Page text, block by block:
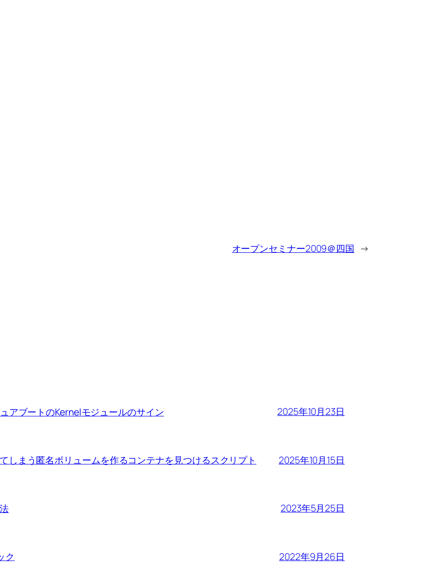
オープンセミナー2009＠四国 →
アブートのKernelモジュールのサイン 2025年10月23日
まう匿名ボリュームを作るコンテナを見つけるスクリプト 2025年10月15日
2023年5月25日
ク 2022年9月26日